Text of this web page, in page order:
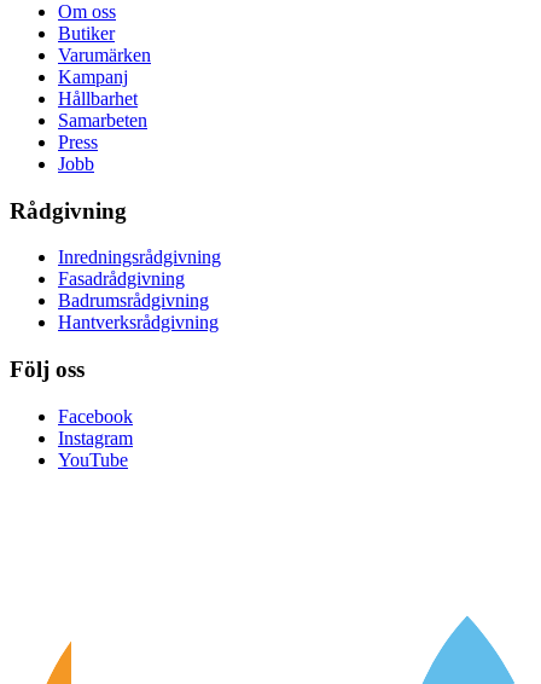
Om oss
Butiker
Varumärken
Kampanj
Hållbarhet
Samarbeten
Press
Jobb
Rådgivning
Inredningsrådgivning
Fasadrådgivning
Badrumsrådgivning
Hantverksrådgivning
Följ oss
Facebook
Instagram
YouTube